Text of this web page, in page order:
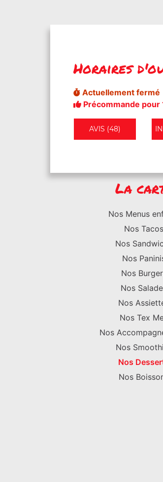
Horaires
Actuellement fermé
Précommande pour
AVIS (48)
La
Nos Menus
Nos Tacos
Nos
Nos
Nos
Nos
Nos
Nos Tex
Nos
Nos
Nos
Nos